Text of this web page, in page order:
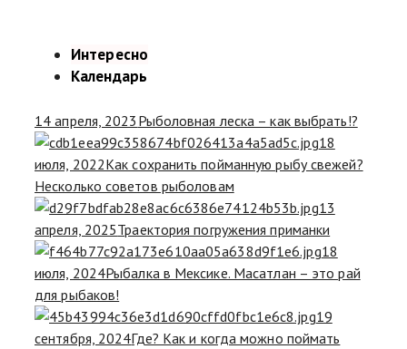
Интересно
Календарь
14 апреля, 2023 Рыболовная леска – как выбрать!?
18
июля, 2022Как сохранить пойманную рыбу свежей?
Несколько советов рыболовам
13
апреля, 2025Траектория погружения приманки
18
июля, 2024Рыбалка в Мексике. Масатлан – это рай
для рыбаков!
19
сентября, 2024Где? Как и когда можно поймать